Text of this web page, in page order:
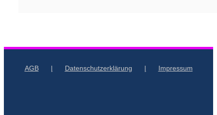
AGB Datenschutzerklärung Impressum